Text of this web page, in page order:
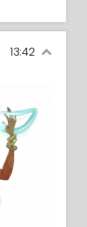
13:42